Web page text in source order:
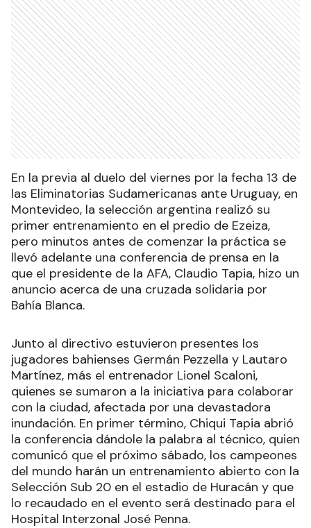
En la previa al duelo del viernes por la fecha 13 de
las Eliminatorias Sudamericanas ante Uruguay, en
Montevideo, la selección argentina realizó su
primer entrenamiento en el predio de Ezeiza,
pero minutos antes de comenzar la práctica se
llevó adelante una conferencia de prensa en la
que el presidente de la AFA, Claudio Tapia, hizo un
anuncio acerca de una cruzada solidaria por
Bahía Blanca.
Junto al directivo estuvieron presentes los
jugadores bahienses Germán Pezzella y Lautaro
Martínez, más el entrenador Lionel Scaloni,
quienes se sumaron a la iniciativa para colaborar
con la ciudad, afectada por una devastadora
inundación. En primer término, Chiqui Tapia abrió
la conferencia dándole la palabra al técnico, quien
comunicó que el próximo sábado, los campeones
del mundo harán un entrenamiento abierto con la
Selección Sub 20 en el estadio de Huracán y que
lo recaudado en el evento será destinado para el
Hospital Interzonal José Penna.